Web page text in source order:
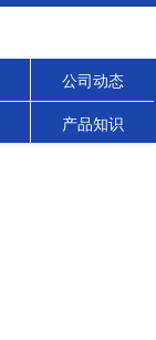
公司动态
产品知识